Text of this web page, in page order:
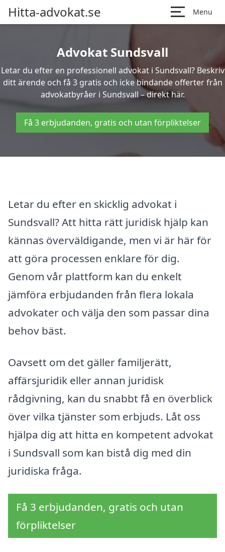
Hitta-advokat.se Menu
Advokat Sundsvall
Letar du efter en professionell advokat i Sundsvall? Beskriv
ditt ärende och få 3 gratis och icke bindande offerter från
advokatbyråer i Sundsvall – direkt här.
Få 3 erbjudanden, gratis och utan förpliktelser
Letar du efter en skicklig advokat i
Sundsvall? Att hitta rätt juridisk hjälp kan
kännas överväldigande, men vi är här för
att göra processen enklare för dig.
Genom vår plattform kan du enkelt
jämföra erbjudanden från flera lokala
advokater och välja den som passar dina
behov bäst.
Oavsett om det gäller familjerätt,
affärsjuridik eller annan juridisk
rådgivning, kan du snabbt få en överblick
över vilka tjänster som erbjuds. Låt oss
hjälpa dig att hitta en kompetent advokat
i Sundsvall som kan bistå dig med din
juridiska fråga.
Få 3 erbjudanden, gratis och utan
förpliktelser